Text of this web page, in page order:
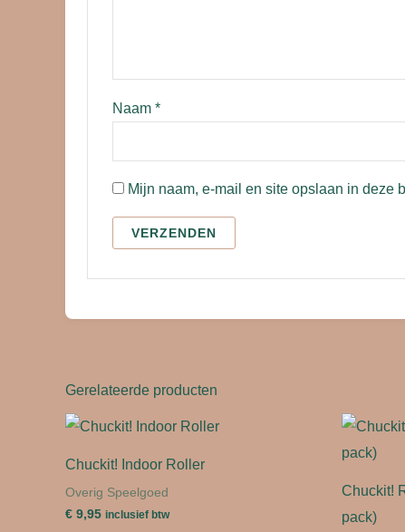
Naam *
Mijn naam, e-mail en site opslaan in deze
Gerelateerde producten
Chuckit! Indoor Roller
Overig Speelgoed
€ 9,95 inclusief btw
Chuckit!
pack)